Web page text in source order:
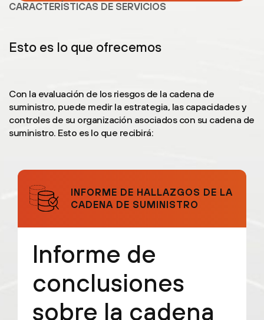
CARACTERÍSTICAS DE SERVICIOS
Esto es lo que ofrecemos
Con la evaluación de los riesgos de la cadena de
suministro, puede medir la estrategia, las capacidades y
controles de su organización asociados con su cadena de
suministro. Esto es lo que recibirá:
INFORME DE HALLAZGOS DE LA
CADENA DE SUMINISTRO
Informe de
conclusiones
sobre la cadena